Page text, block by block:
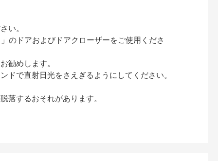
い。
のドアおよびドアクローザーをご使用くださ
勧めします。
で直射日光をさえぎるようにしてください。
するおそれがあります。